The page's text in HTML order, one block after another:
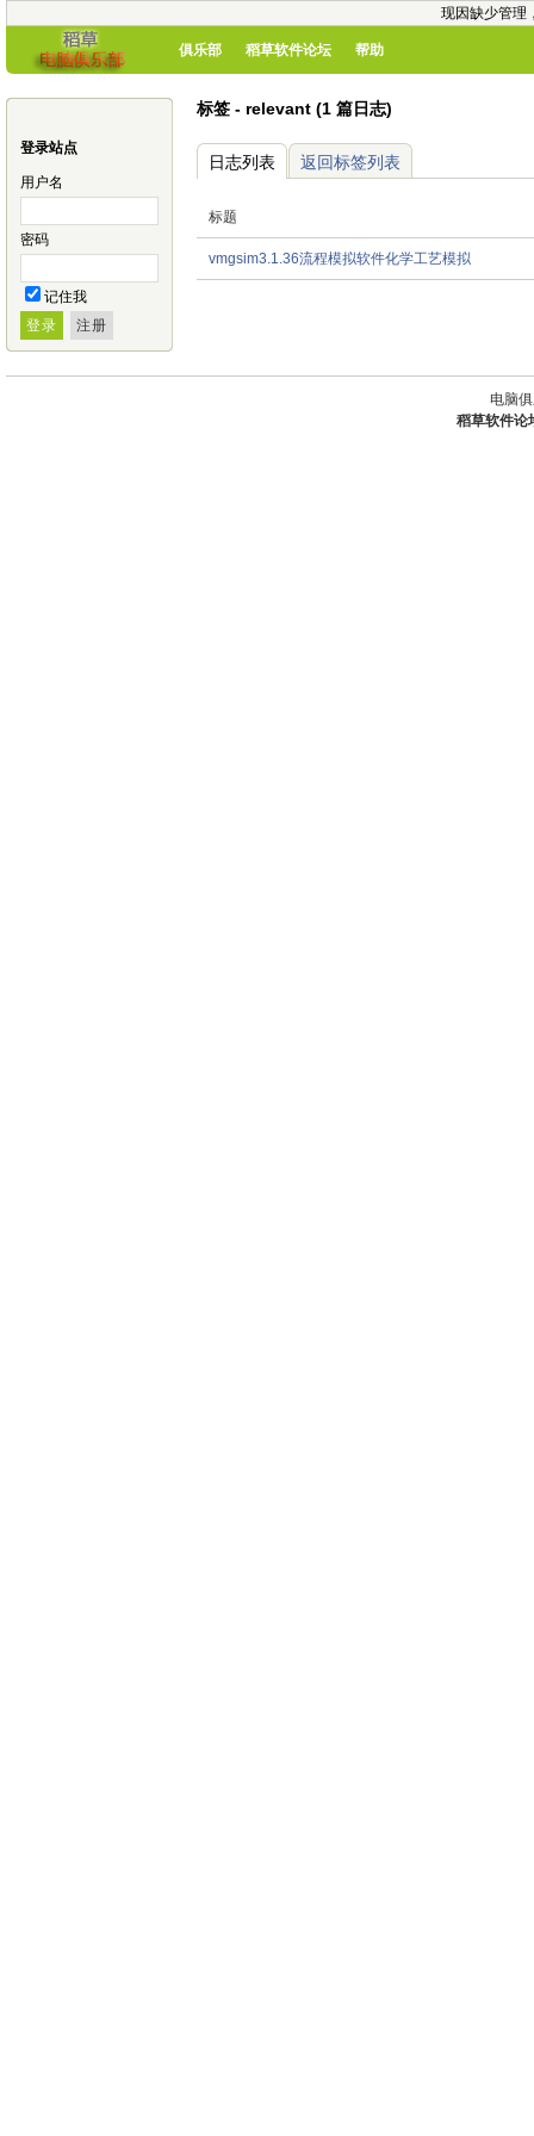
现因缺少管理
俱乐部 稻草软件论坛 帮助
登录站点
用户名
密码
记住我
标签 - relevant (1 篇日志)
日志列表 返回标签列表
标题
vmgsim3.1.36流程模拟软件化学工艺模拟
电脑
稻草软件论